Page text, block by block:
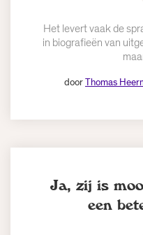
Het levert vaak de
in biografieën van
doorThomas
Ja, zij is
een